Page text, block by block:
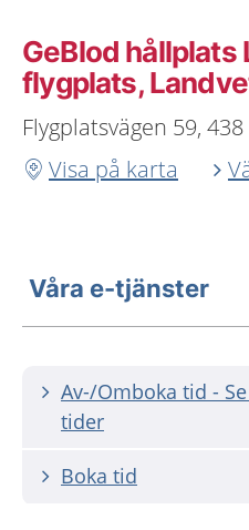
GeBlod
flygplats,
Flygplatsvägen 59,
Visa på karta
Våra e-tjänster
Av-/Omboka tid -
tider
Boka tid